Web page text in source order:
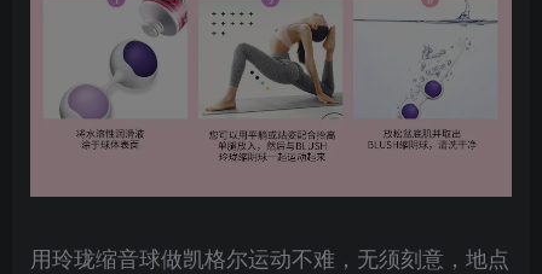
用玲珑缩音球做凯格尔运动不难，无须刻意，地点